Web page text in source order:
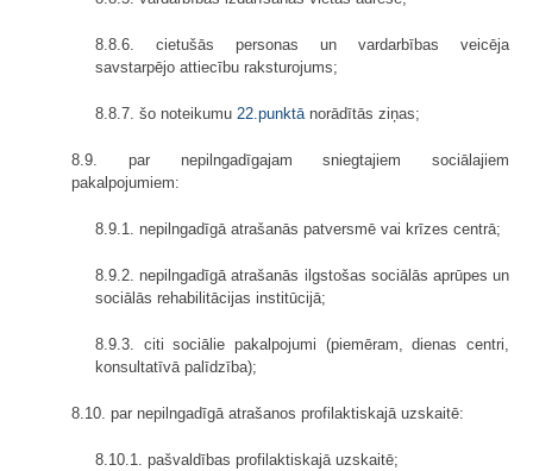
8.8.6. cietušās personas un vardarbības veicēja
savstarpējo attiecību raksturojums;
8.8.7. šo noteikumu 22.punktānorādītās ziņas;
8.9. par nepilngadīgajam sniegtajiem sociālajiem
pakalpojumiem:
8.9.1. nepilngadīgā atrašanās patversmē vai krīzes centrā;
8.9.2. nepilngadīgā atrašanās ilgstošas sociālās aprūpes un
sociālās rehabilitācijas institūcijā;
8.9.3. citi sociālie pakalpojumi (piemēram, dienas centri,
konsultatīvā palīdzība);
8.10. par nepilngadīgā atrašanos profilaktiskajā uzskaitē:
8.10.1. pašvaldības profilaktiskajā uzskaitē;